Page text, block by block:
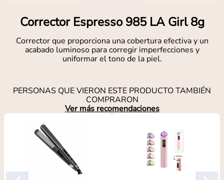
Corrector Espresso 985 LA Girl 8g
Corrector que proporciona una cobertura efectiva y un
acabado luminoso para corregir imperfecciones y
uniformar el tono de la piel.
PERSONAS QUE VIERON ESTE PRODUCTO TAMBIÉN
COMPRARON
Ver más recomendaciones